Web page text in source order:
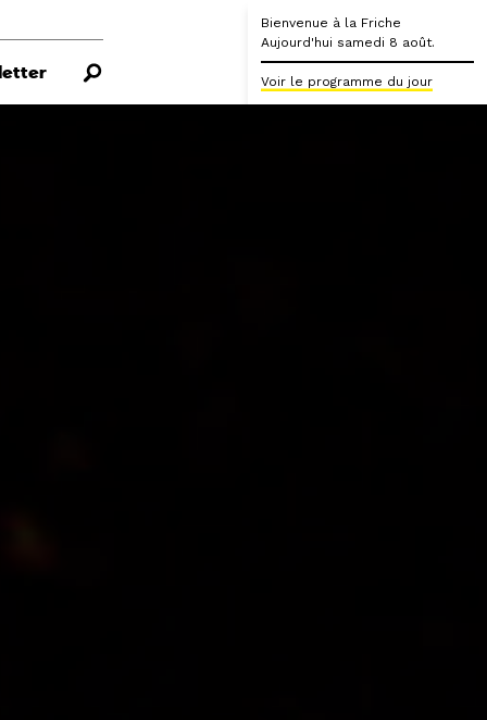
Bienvenue à la Friche
Aujourd'hui samedi 8 août.
Voir le programme du jour